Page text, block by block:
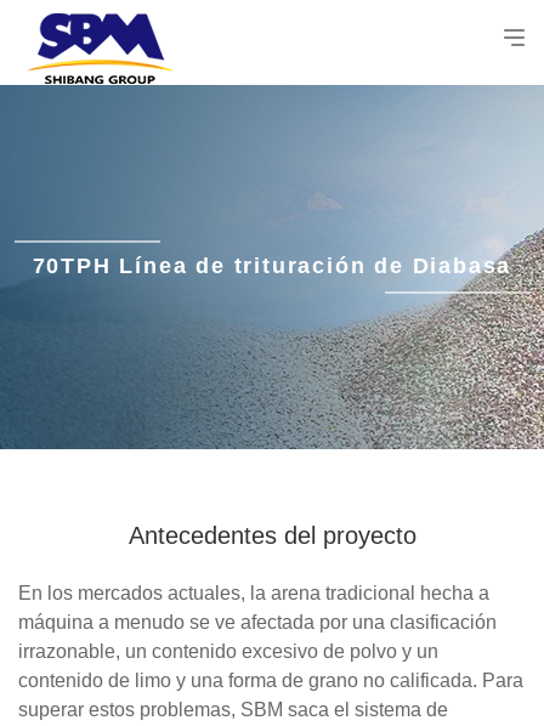
70TPH Línea de trituración de Diabasa
Antecedentes del proyecto
En los mercados actuales, la arena tradicional hecha a
máquina a menudo se ve afectada por una clasificación
irrazonable, un contenido excesivo de polvo y un
contenido de limo y una forma de grano no calificada. Para
superar estos problemas, SBM saca el sistema de